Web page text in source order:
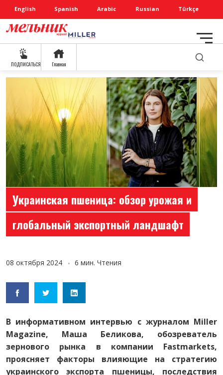
English Spanish Arabic Russian Türkçe
ПОДПИСАТЬСЯ Главная
Украинская пшеница: обзор урожая и
глобальный экспортный ландшафт
08 октября 2024 6 мин. Чтения
В информативном интервью с журналом Miller
Magazine, Маша Беликова, обозреватель
зернового рынка в компании Fastmarkets,
проясняет факторы влияющие на стратегию
украинского экспорта пшеницы, последствия